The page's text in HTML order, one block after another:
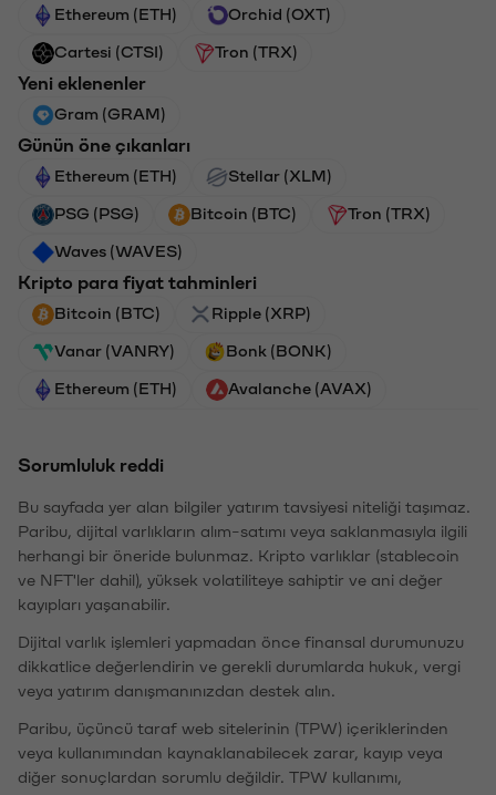
Ethereum (ETH) Orchid (OXT)
Cartesi (CTSI) Tron (TRX)
Yeni eklenenler
Gram (GRAM)
Günün öne çıkanları
Ethereum (ETH) Stellar (XLM)
PSG (PSG) Bitcoin (BTC) Tron (TRX)
Waves (WAVES)
Kripto para fiyat tahminleri
Bitcoin (BTC) Ripple (XRP)
Vanar (VANRY) Bonk (BONK)
Ethereum (ETH) Avalanche (AVAX)
Sorumluluk reddi
Bu sayfada yer alan bilgiler yatırım tavsiyesi niteliği taşımaz.
Paribu, dijital varlıkların alım-satımı veya saklanmasıyla ilgili
herhangi bir öneride bulunmaz. Kripto varlıklar (stablecoin
ve NFT'ler dahil), yüksek volatiliteye sahiptir ve ani değer
kayıpları yaşanabilir.
Dijital varlık işlemleri yapmadan önce finansal durumunuzu
dikkatlice değerlendirin ve gerekli durumlarda hukuk, vergi
veya yatırım danışmanınızdan destek alın.
Paribu, üçüncü taraf web sitelerinin (TPW) içeriklerinden
veya kullanımından kaynaklanabilecek zarar, kayıp veya
diğer sonuçlardan sorumlu değildir. TPW kullanımı,